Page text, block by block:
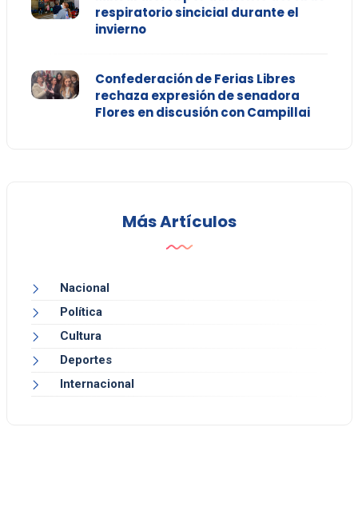
respiratorio sincicial durante el
invierno
Confederación de Ferias Libres
rechaza expresión de senadora
Flores en discusión con Campillai
Más Artículos
Nacional
Política
Cultura
Deportes
Internacional